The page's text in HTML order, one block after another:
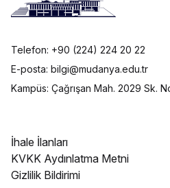
Telefon: +90 (224) 224 20 22
E-posta: bilgi@mudanya.edu.tr
Kampüs: Çağrışan Mah. 2029 Sk.
İhale İlanları
KVKK Aydınlatma Metni
Gizlilik Bildirimi